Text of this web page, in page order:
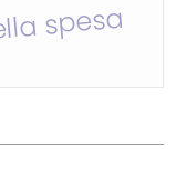
spesa